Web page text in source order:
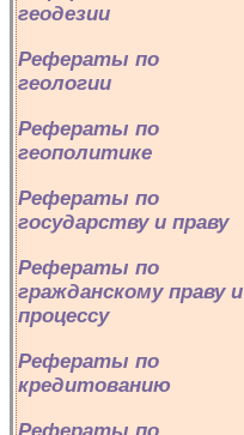
геодезии
Рефераты по
геологии
Рефераты по
геополитике
Рефераты по
государству и праву
Рефераты по
гражданскому праву и
процессу
Рефераты по
кредитованию